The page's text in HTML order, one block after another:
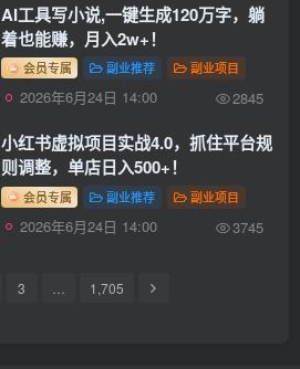
AI工具写小说,一键生成120万字，躺
着也能赚，月入2w+！
会员专属 副业推荐 副业项目
2026年6月24日 14:00 2845
小红书虚拟项目实战4.0，抓住平台规
则调整，单店日入500+！
会员专属 副业推荐 副业项目
2026年6月24日 14:00 3745
3 1,705